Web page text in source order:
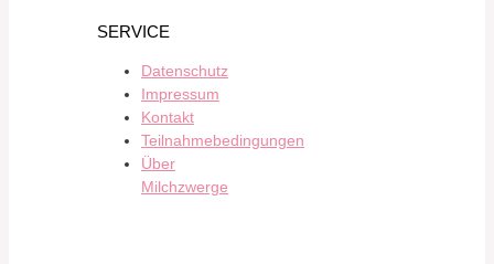
SERVICE
Datenschutz
Impressum
Kontakt
Teilnahmebedingungen
Über
Milchzwerge